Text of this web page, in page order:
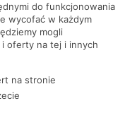
do funkcjonowania
wycofać w każdym
mogli
oferty na tej i innych
na stronie